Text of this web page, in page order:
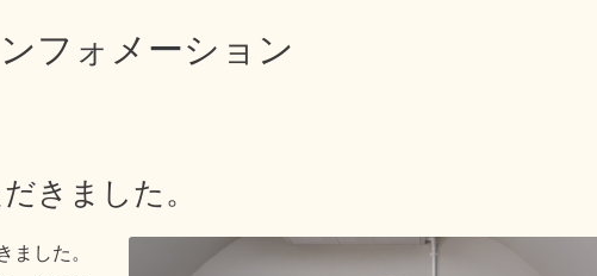
フォメーション
きました。
ました。